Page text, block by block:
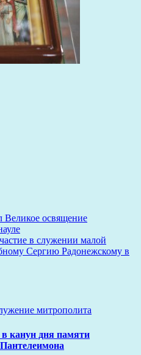
освящение
в служении малой
Сергию Радонежскому в
митрополита
канун дня памяти